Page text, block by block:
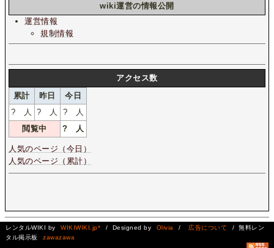
wiki運営の情報公開
運営情報
規制情報
アクセス数
累計
昨日
今日
? 人 ? 人 ? 人
閲覧中
? 人
人気のページ（今日）
人気のページ（累計）
レンタルWIKI by WIKIWIKI.jp* / Designed by Olivia / 広告について
/ 無料レン
タル掲示板
zawazawa